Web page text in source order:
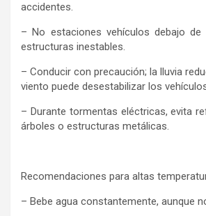
accidentes.
– No estaciones vehículos debajo
estructuras inestables.
– Conducir con precaución; la lluvia
viento puede desestabilizar los
– Durante tormentas eléctricas, evita
árboles o estructuras metálicas.
Recomendaciones para altas
– Bebe agua constantemente, aunque